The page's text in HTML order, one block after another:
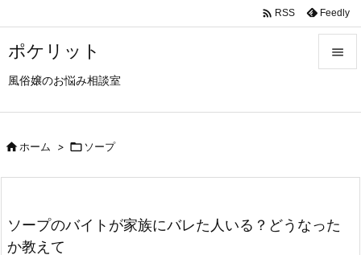
ポケリット
風俗嬢のお悩み相談室

次へ
 RSS Feedly
ホーム >  ソープ
ソープのバイトが家族にバレた人いる？どうなった
か教えて